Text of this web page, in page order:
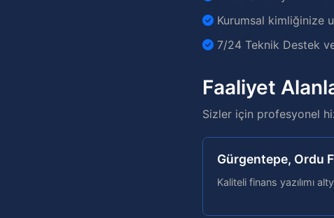
Kurumsal kimliğinize
7/24 Teknik Destek
Faaliyet
Sizler için profesyonel
Gürgentepe, Ordu
Kaliteli finans yazılımı